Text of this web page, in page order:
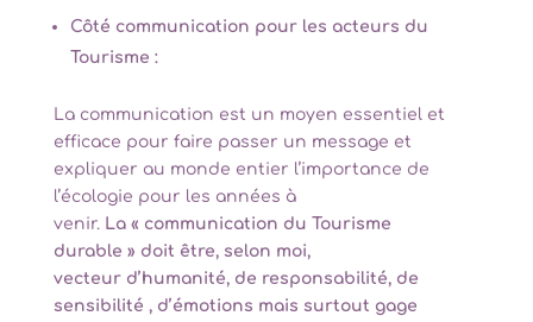
Côté communication pour les acteurs du
Tourisme :
La communication est un moyen essentiel et
efficace pour faire passer un message et
expliquer au monde entier l’importance de
l’écologie pour les années à
venir. La « communication du Tourisme
durable » doit être, selon moi,
vecteur d’humanité, de responsabilité, de
sensibilité , d’émotions mais surtout gage